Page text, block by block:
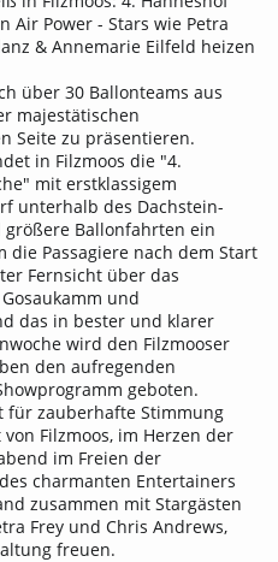
Air Power - Stars wie Petra
& Annemarie Eilfeld heizen
über 30 Ballonteams aus
majestätischen
Seite zu präsentieren.
in Filzmoos die "4.
mit erstklassigem
unterhalb des Dachstein-
Ballonfahrten ein
Passagiere nach dem Start
Fernsicht über das
und
das in bester und klarer
wird den Filzmooser
den aufregenden
geboten.
für zauberhafte Stimmung
Filzmoos, im Herzen der
im Freien der
charmanten Entertainers
zusammen mit Stargästen
Frey und Chris Andrews,
freuen.